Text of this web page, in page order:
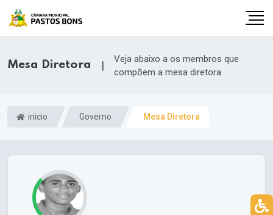
Mesa Diretora |
Veja abaixo a os membros que
compõem a mesa diretora
inicio Governo Mesa Diretora